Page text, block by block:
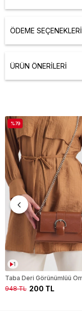
ÖDEME SEÇENEKLERI
ÜRÜN ÖNERILERI
1
200 TL
948 TL
%79